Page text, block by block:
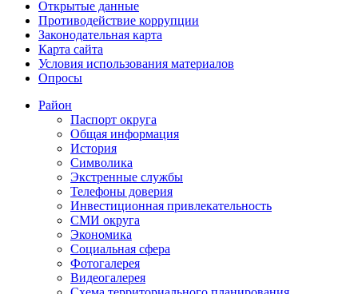
Открытые данные
Противодействие коррупции
Законодательная карта
Карта сайта
Условия использования материалов
Опросы
Район
Паспорт округа
Общая информация
История
Символика
Экстренные службы
Телефоны доверия
Инвестиционная привлекательность
СМИ округа
Экономика
Социальная сфера
Фотогалерея
Видеогалерея